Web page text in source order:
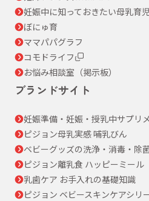
妊娠中に知っておきたい母乳育
ぼにゅ育
ママパパグラフ
コモドライフ
お悩み相談室（掲示板）
ブランドサイト
妊娠準備・妊娠・授乳中サプリ
ピジョン母乳実感 哺乳びん
ベビーグッズの洗浄・消毒・除
ピジョン離乳食 ハッピーミール
乳歯ケア お手入れの基礎知識
ピジョン ベビースキンケアシリ